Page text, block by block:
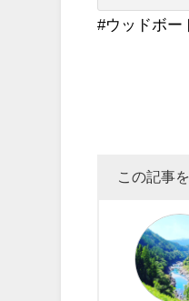
#ウッドボー
この記事